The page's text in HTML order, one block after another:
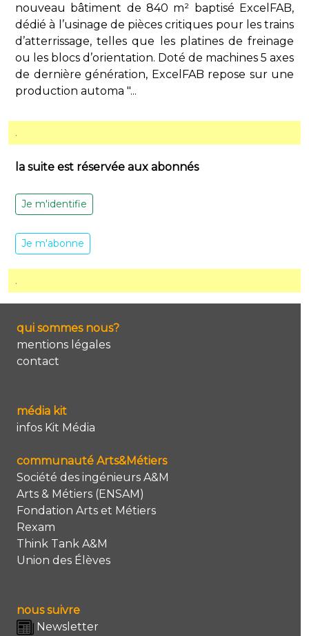
nouveau bâtiment de 840 m² baptisé ExcelFAB,
dédié à l’usinage de pièces critiques pour les trains
d’atterrissage, telles que les platines de freinage
ou les blocs d’orientation. Doté de machines 5 axes
de dernière génération, ExcelFAB repose sur une
production automa "...
.
la suite est réservée aux abonnés
Je m'identifie
Je m'abonne
.
qui sommes nous?
mentions légales
contact
média kit
infos Kit Média
communauté Arts&Métiers
Société des ingénieurs A&M
Arts & Métiers (ENSAM)
Fondation Arts et Métiers
Rexam
Think Tank A&M
Union des Élèves
nous suivre
Newsletter